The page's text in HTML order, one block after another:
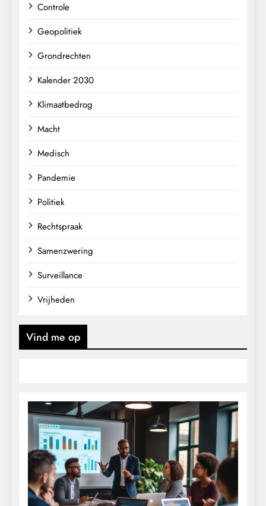
Controle
Geopolitiek
Grondrechten
Kalender 2030
Klimaatbedrog
Macht
Medisch
Pandemie
Politiek
Rechtspraak
Samenzwering
Surveillance
Vrijheden
Vind me op